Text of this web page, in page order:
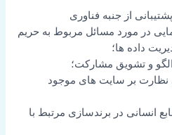
از جنبه فناوری
در مورد مسائل مربوط به حریم
داده ها؛
و تشویق مشارکت؛
نظارت بر سایت های موجود
انسانی در برندسازی مرتبط با